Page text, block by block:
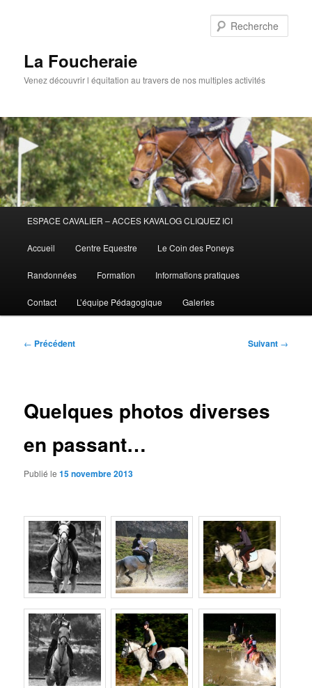
La Foucheraie
Venez découvrir l équitation au travers de nos multiples activités
principal
ESPACE CAVALIER – ACCES KAVALOG CLIQUEZ ICI
Accueil Centre Equestre Le Coin des Poneys
Randonnées Formation Informations pratiques
Contact L’équipe Pédagogique Galeries
Navigation
← Précédent Suivant →
Quelques photos diverses
en passant…
Publié le15 novembre 2013